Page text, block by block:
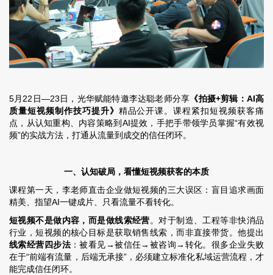
5月22日—23日， 光华赋能特邀李达聪老师分享 《拍摄+剪辑：AI高
质量短视频制作技巧提升》 精品公开课。课程紧扣短视频获客痛
点，从认知重构、内容策略到AI提效，手把手带领学员掌握“有效视
频”的实战方法，打通从流量到成交的信任闭环。
一、认知破局，看懂短视频获客的本质
课程第一天，李老师直击企业做短视频的三大误区：盲目追求画面
精美、指望AI一键成片、只看流量不看转化。
短视频不是做内容，而是做线索经营。对于制造、工程等非快消品
行业，短视频的核心目标是获取销售线索，而非直接带货。他提出
线索经营四步法 ：被看见→被信任→被咨询→转化。很多企业失败
在于“前端有流量，后端无承接”，必须建立标准化私域运营流程，才
能完成信任闭环。